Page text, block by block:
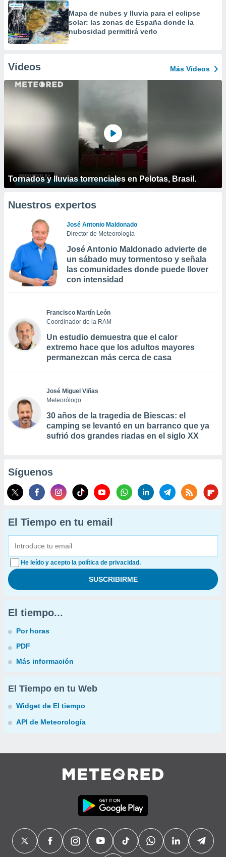
Mapa de nubes y lluvia para el eclipse
solar: las zonas de España donde la
nubosidad permitirá verlo
Vídeos Más Vídeos
Tornados y lluvias torrenciales en Pelotas, Brasil.
Nuestros expertos
José Antonio Maldonado
Director de Meteorología
José Antonio Maldonado advierte de
un sábado muy tormentoso y señala
las comunidades donde puede llover
con intensidad
Francisco Martín León
Coordinador de la RAM
Un estudio demuestra que el calor
extremo hace que los adultos mayores
permanezcan más cerca de casa
José Miguel Viñas
Meteorólogo
30 años de la tragedia de Biescas: el
camping se levantó en un barranco que ya
sufrió dos grandes riadas en el siglo XX
Síguenos
El Tiempo en tu email
He leído y acepto la política de privacidad.
El tiempo...
Por horas
PDF
Más información
El Tiempo en tu Web
Widget de El tiempo
API de Meteorología